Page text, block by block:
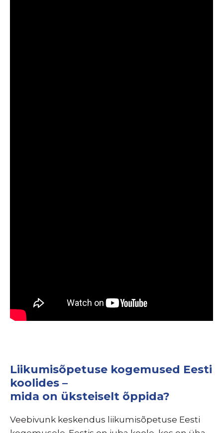
Liikumisõpetuse kogemused Eesti
koolides –
mida on üksteiselt õppida?
Veebivunk keskendus liikumisõpetuse Eesti